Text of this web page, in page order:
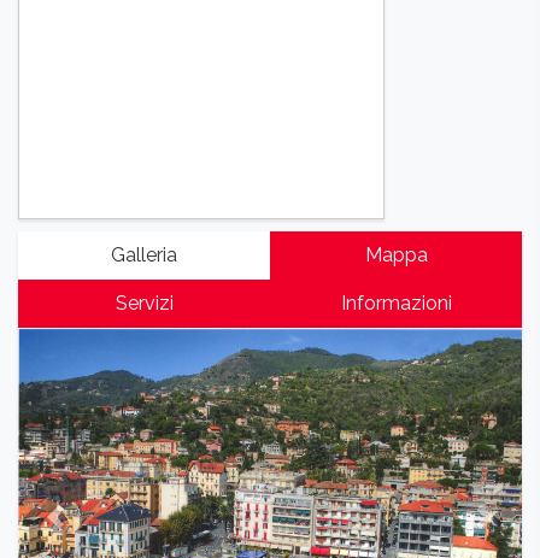
Galleria Mappa
Servizi Informazioni
Previous Next